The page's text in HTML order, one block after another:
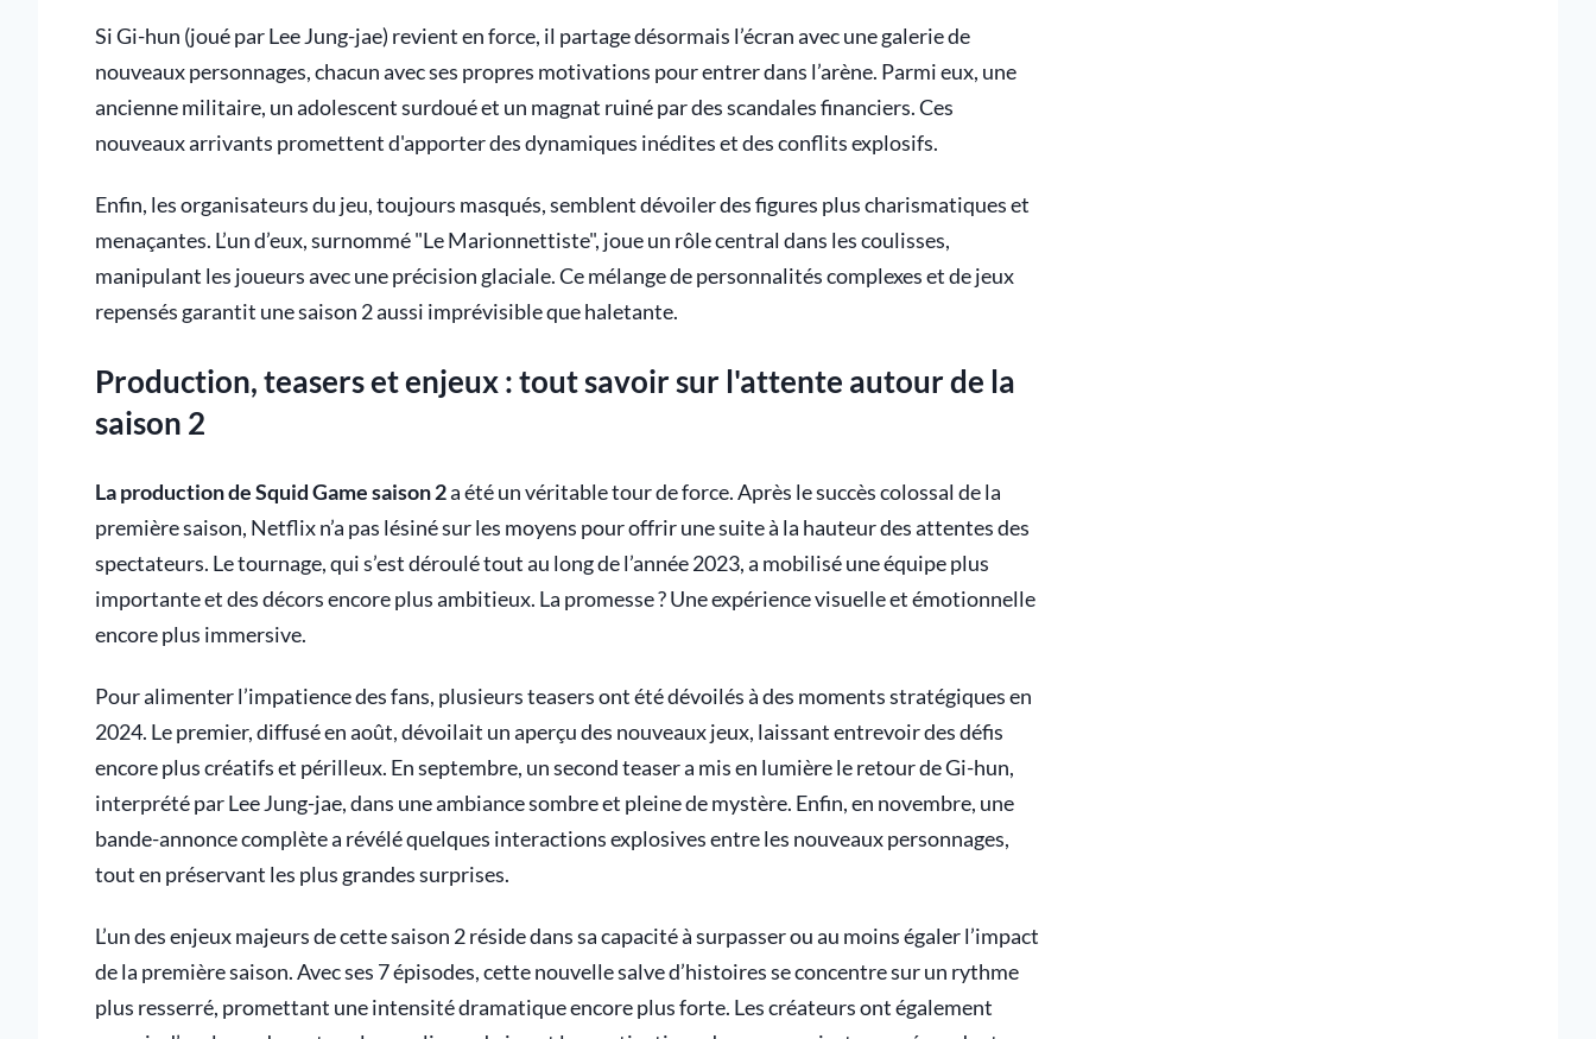
Si Gi-hun (joué par Lee Jung-jae) revient en force, il partage désormais l’écran avec une galerie de
nouveaux personnages, chacun avec ses propres motivations pour entrer dans l’arène. Parmi eux, une
ancienne militaire, un adolescent surdoué et un magnat ruiné par des scandales financiers. Ces
nouveaux arrivants promettent d'apporter des dynamiques inédites et des conflits explosifs.
Enfin, les organisateurs du jeu, toujours masqués, semblent dévoiler des figures plus charismatiques et
menaçantes. L’un d’eux, surnommé "Le Marionnettiste", joue un rôle central dans les coulisses,
manipulant les joueurs avec une précision glaciale. Ce mélange de personnalités complexes et de jeux
repensés garantit une saison 2 aussi imprévisible que haletante.
Production, teasers et enjeux : tout savoir sur l'attente autour de la
saison 2
La production de Squid Game saison 2a été un véritable tour de force. Après le succès colossal de la
première saison, Netflix n’a pas lésiné sur les moyens pour offrir une suite à la hauteur des attentes des
spectateurs. Le tournage, qui s’est déroulé tout au long de l’année 2023, a mobilisé une équipe plus
importante et des décors encore plus ambitieux. La promesse ? Une expérience visuelle et émotionnelle
encore plus immersive.
Pour alimenter l’impatience des fans, plusieurs teasers ont été dévoilés à des moments stratégiques en
2024. Le premier, diffusé en août, dévoilait un aperçu des nouveaux jeux, laissant entrevoir des défis
encore plus créatifs et périlleux. En septembre, un second teaser a mis en lumière le retour de Gi-hun,
interprété par Lee Jung-jae, dans une ambiance sombre et pleine de mystère. Enfin, en novembre, une
bande-annonce complète a révélé quelques interactions explosives entre les nouveaux personnages,
tout en préservant les plus grandes surprises.
L’un des enjeux majeurs de cette saison 2 réside dans sa capacité à surpasser ou au moins égaler l’impact
de la première saison. Avec ses 7 épisodes, cette nouvelle salve d’histoires se concentre sur un rythme
plus resserré, promettant une intensité dramatique encore plus forte. Les créateurs ont également